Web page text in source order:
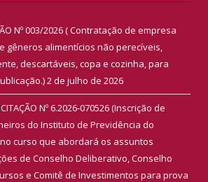
Nº 003/2026 ( Contratação de empresa
gêneros alimentícios não perecíveis,
descartáveis, copa e cozinha, para
2 de julho de 2026
Nº 6.2026-070526 (Inscrição de
do Instituto de Previdência do
curso que abordará os assuntos
de Conselho Deliberativo, Conselho
e Comitê de Investimentos para prova